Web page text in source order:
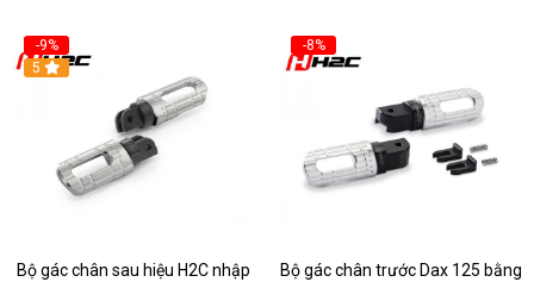
-9%
5
Bộ gác chân sau hiệu H2C nhập
-8%
Bộ gác chân trước Dax 125 bằng